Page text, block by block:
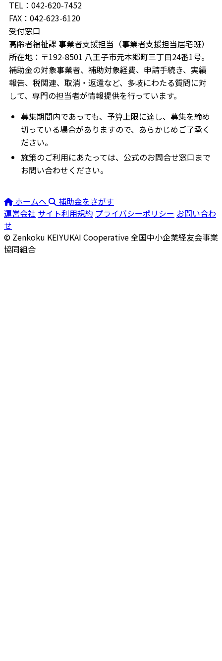
TEL：042-620-7452
FAX：042-623-6120
受付窓口
高齢者福祉課 事業者支援担当（事業者支援担当居宅班）
所在地：〒192-8501 八王子市元本郷町三丁目24番1号。
補助金の対象事業者、補助対象経費、申請手続き、実績
報告、税関連、取消・返還など、多岐にわたる質問に対
して、専門の担当者が情報提供を行っています。
募集期間内であっても、予算上限に達し、募集を締め
切っている場合がありますので、あらかじめご了承く
ださい。
施策のご利用にあたっては、公式のお問合せ窓口まで
お問い合わせください。
ホームへ
補助金をさがす
運営会社 サイト利用規約 プライバシーポリシー お問い合わ
せ
© Zenkoku KEIYUKAI Cooperative全国中小企業経友会事業
協同組合